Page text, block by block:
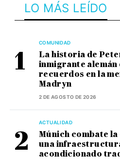
LO MÁS LEÍDO
COMUNIDAD
La historia de
inmigrante
recuerdos en la
Madryn
2 DE AGOSTO DE 2026
ACTUALIDAD
Múnich combate
una
acondicionado